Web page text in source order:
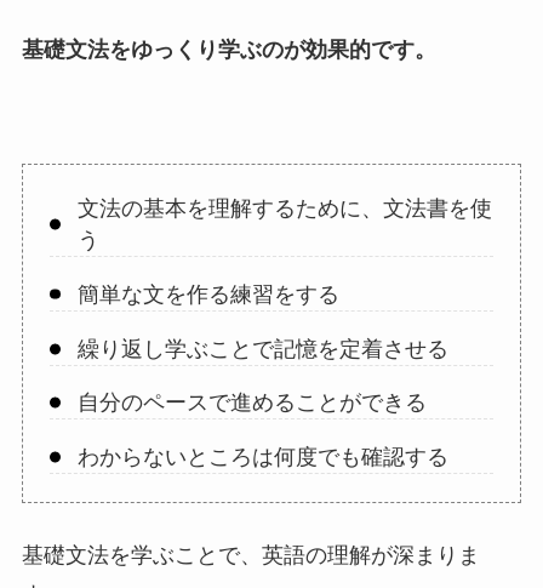
基礎文法をゆっくり学ぶのが効果的です。
文法の基本を理解するために、文法書を使
う
簡単な文を作る練習をする
繰り返し学ぶことで記憶を定着させる
自分のペースで進めることができる
わからないところは何度でも確認する
基礎文法を学ぶことで、英語の理解が深まりま